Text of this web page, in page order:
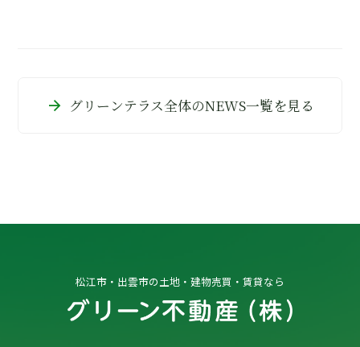
arrow_forward グリーンテラス全体のNEWS一覧を見る
松江市・出雲市の土地・建物売買・賃貸なら